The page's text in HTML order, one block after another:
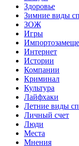
Здоровье
Зимние виды
ЗОЖ
Игры
Интернет
Истории
Компании
Криминал
Культура
Лайфхаки
Летние виды
Личный счет
Люди
Места
Мнения